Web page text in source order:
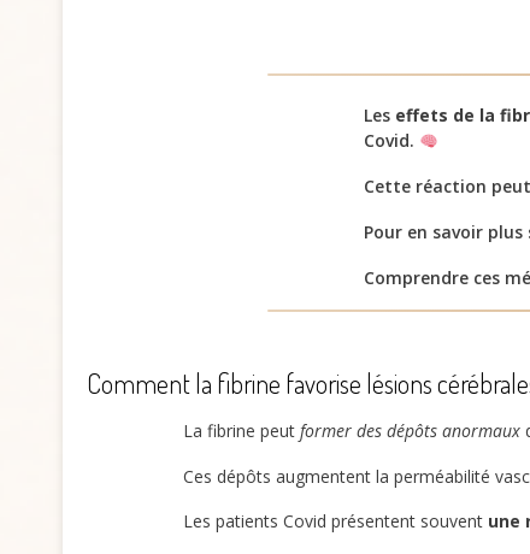
Les effets de la
Covid.
Cette réaction
Pour en savoir plus
Comprendre ces
Comment la fibrine favorise lésions
La fibrine peut former des dépôts anormaux
Ces dépôts augmentent la perméabilité
Les patients Covid présentent souvent une